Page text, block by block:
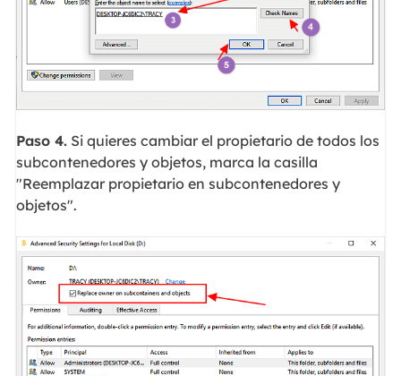
Paso 4.Si quieres cambiar el propietario de todos los
subcontenedores y objetos, marca la casilla
"Reemplazar propietario en subcontenedores y
objetos".